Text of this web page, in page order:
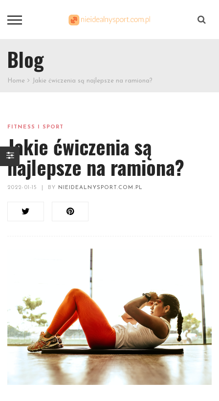
Blog
Home Jakie ćwiczenia są najlepsze na ramiona?
FITNESS I SPORT
Jakie ćwiczenia są
najlepsze na ramiona?
2022-01-15 BY NIEIDEALNYSPORT.COM.PL